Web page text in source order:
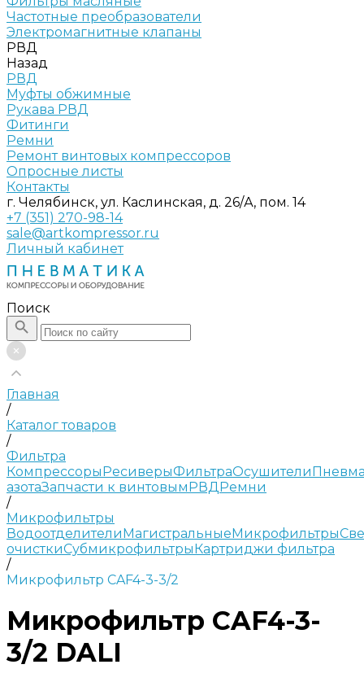
Частотные преобразователи
Электромагнитные клапаны
РВД
Назад
РВД
Муфты обжимные
Рукава РВД
Фитинги
Ремни
Ремонт винтовых компрессоров
Опросные листы
Контакты
г. Челябинск, ул. Каслинская, д. 26/А, пом. 14
+7 (351) 270-98-14
sale@artkompressor.ru
Личный кабинет
Поиск
Главная
/
Каталог товаров
/
Фильтра
КомпрессорыРесиверыФильтраОсушители
азотаЗапчасти к винтовымРВДРемни
/
Микрофильтры
ВодоотделителиМагистральныеМикрофильтры
очисткиСубмикрофильтрыКартриджи фильтра
/
Микрофильтр CAF4-3-3/2
Микрофильтр CAF4-3-
3/2 DALI